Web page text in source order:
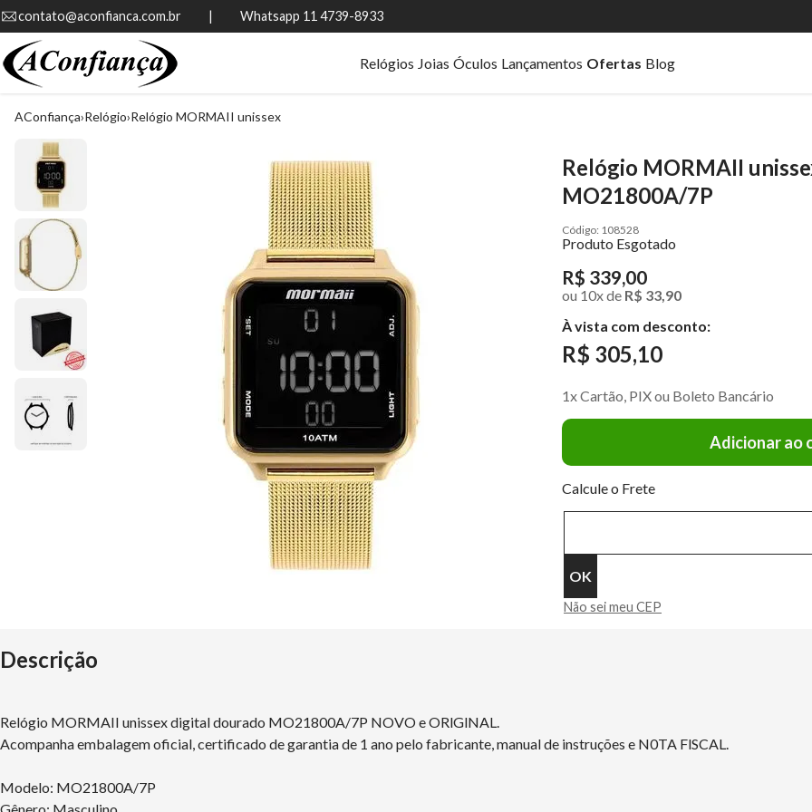
contato@aconfianca.com.br          |          Whatsapp 11 4739-8933
Relógios Joias Óculos Lançamentos Ofertas Blog
AConfiança Relógio Relógio MORMAII unissex
Relógio MORMAII
MO21800A/7P
108528
Produto Esgotado
R$ 339,00
ou 10xde R$ 33,90
À vista com desconto:
R$ 305,10
1x Cartão, PIX ou Boleto Bancário
Adicionar ao
Calcule o Frete
Não sei meu CEP
Descrição
Relógio MORMAII unissex digital dourado MO21800A/7P NOVO e ORlGlNAL.
Acompanha embalagem oficial, certificado de garantia de 1 ano pelo fabricante, manual de instruções e N0TA FlSCAL.
Modelo: MO21800A/7P